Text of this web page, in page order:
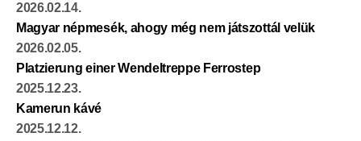
2026.02.14.
Magyar népmesék, ahogy még nem játszottál velük
2026.02.05.
Platzierung einer Wendeltreppe Ferrostep
2025.12.23.
Kamerun kávé
2025.12.12.